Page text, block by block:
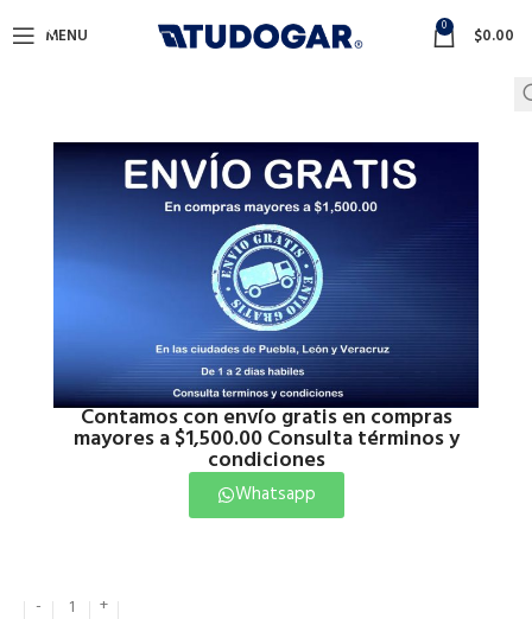
Contamos con envío gratis en compras
mayores a $1,500.00 Consulta términos y
condiciones
Whatsapp
MENU 0 $0.00
Inicio Plomeria Plomeria
FLOTADOR COBRE No 8 AP 5/16